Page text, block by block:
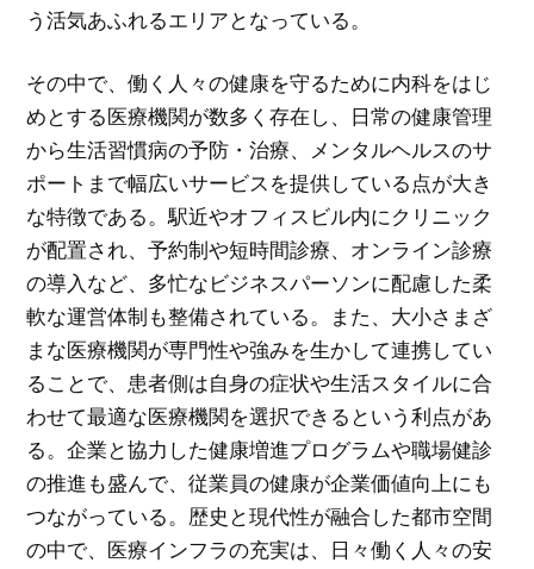
う活気あふれるエリアとなっている。
その中で、働く人々の健康を守るために内科をはじ
めとする医療機関が数多く存在し、日常の健康管理
から生活習慣病の予防・治療、メンタルヘルスのサ
ポートまで幅広いサービスを提供している点が大き
な特徴である。駅近やオフィスビル内にクリニック
が配置され、予約制や短時間診療、オンライン診療
の導入など、多忙なビジネスパーソンに配慮した柔
軟な運営体制も整備されている。また、大小さまざ
まな医療機関が専門性や強みを生かして連携してい
ることで、患者側は自身の症状や生活スタイルに合
わせて最適な医療機関を選択できるという利点があ
る。企業と協力した健康増進プログラムや職場健診
の推進も盛んで、従業員の健康が企業価値向上にも
つながっている。歴史と現代性が融合した都市空間
の中で、医療インフラの充実は、日々働く人々の安